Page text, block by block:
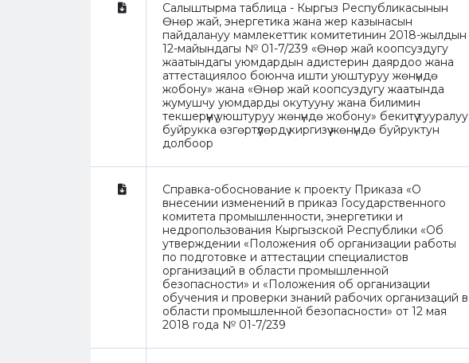
Салыштырма таблица - Кыргыз Республикасынын
Өнөр жай, энергетика жана жер казынасын
пайдалануу мамлекеттик комитетинин 2018-жылдын
12-майындагы № 01-7/239 «Өнөр жай коопсуздугу
жаатындагы уюмдардын адистерин даярдоо жана
аттестациялоо боюнча ишти уюштуруу жөнүндө
жобону» жана «Өнөр жай коопсуздугу жаатында
жумушчу уюмдарды окутууну жана билимин
текшерүүнү уюштуруу жөнүндө жобону» бекитүү тууралуу
буйрукка өзгөртүүлөрдү киргизүү жөнүндө буйруктун
долбоор
Справка-обоснование к проекту Приказа «О
внесении изменений в приказ Государственного
комитета промышленности, энергетики и
недропользования Кыргызской Республики «Об
утверждении «Положения об организации работы
по подготовке и аттестации специалистов
организаций в области промышленной
безопасности» и «Положения об организации
обучения и проверки знаний рабочих организаций в
области промышленной безопасности» от 12 мая
2018 года № 01-7/239